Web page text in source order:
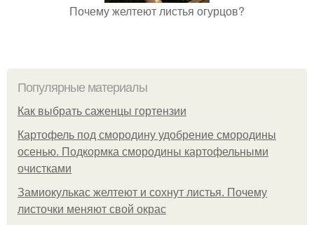
Почему желтеют листья огурцов?
Популярные материалы
Как выбрать саженцы гортензии
Картофель под смородину удобрение смородины
осенью. Подкормка смородины картофельными
очистками
Замиокулькас желтеют и сохнут листья. Почему
листочки меняют свой окрас